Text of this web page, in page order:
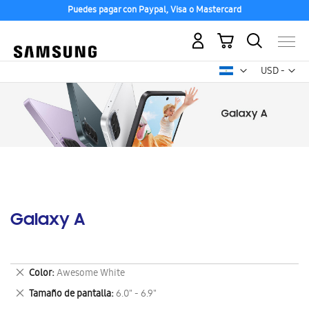
Puedes pagar con Paypal, Visa o Mastercard
USD -
dólar
Mi carrito
Galaxy A
Color Awesome White
Eliminar
este
artículo
Tamaño de pantalla 6.0" - 6.9"
Eliminar